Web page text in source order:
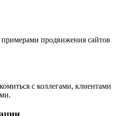
продвижения сайтов
с коллегами, клиентами